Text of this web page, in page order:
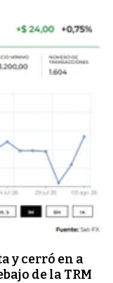
y cerró en a
de la TRM